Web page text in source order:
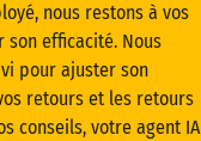
nous restons à vos
efficacité. Nous
pour ajuster son
retours et les retours
conseils, votre agent IA